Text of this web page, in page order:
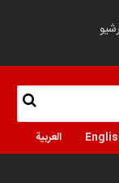
العربية